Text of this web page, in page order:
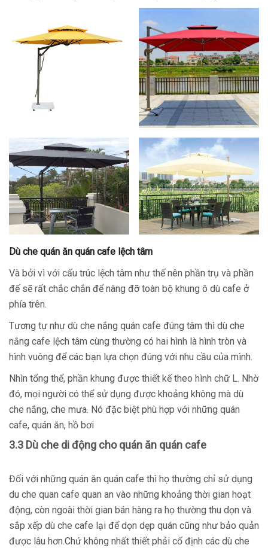
Dù che quán ăn quán cafe lệch tâm
Và bởi vì với cấu trúc lệch tâm như thế nên phần trụ và phần
đế sẽ rất chắc chắn để nâng đỡ toàn bộ khung ô dù cafe ở
phía trên.
Tương tự như dù che nắng quán cafe đúng tâm thì dù che
nắng cafe lệch tâm cùng thường có hai hình là hình tròn và
hình vuông để các bạn lựa chọn đúng với nhu cầu của mình.
Nhìn tổng thể, phần khung được thiết kế theo hình chữ L. Nhờ
đó, mọi người có thể sử dụng được khoảng không mà dù
che nắng, che mưa. Nó đặc biệt phù hợp với những quán
cafe, quán ăn, hồ bơi
3.3 Dù che di động cho quán ăn quán cafe
Đối với những quán ăn quán cafe thì họ thường chỉ sử dụng
du che quan cafe quan an vào những khoảng thời gian hoạt
động, còn ngoài thời gian bán hàng ra họ thường thu dọn và
sắp xếp dù che cafe lại để dọn dẹp quán cũng như bảo quản
được lâu hơn.Chứ không nhất thiết phải cố định các dù che